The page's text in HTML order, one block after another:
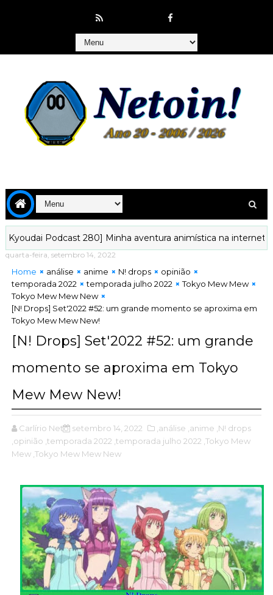
Podcast 280] Minha aventura animística na internet
quarta-feira, setembro 14, 2022
Home análise anime N! drops
opinião
temporada 2022
temporada julho 2022
Tokyo Mew Mew
Tokyo Mew Mew New
[N! Drops] Set'2022 #52: um grande momento se aproxima em
Tokyo Mew Mew New!
[N! Drops] Set'2022 #52: um grande
momento se aproxima em Tokyo
Mew Mew New!
Carlírio Neto setembro 14, 2022 ,análise ,anime ,N! drops
,opinião ,temporada 2022 ,temporada julho 2022 ,Tokyo Mew
Mew ,Tokyo Mew Mew New